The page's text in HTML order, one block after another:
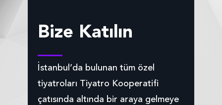
Bize Katılın
İstanbul’da bulunan tüm özel
tiyatroları Tiyatro Kooperatifi
çatısında altında bir araya gelmeye